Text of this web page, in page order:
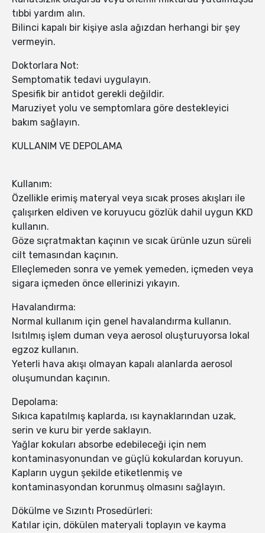
tıbbi yardım alın.
Bilinci kapalı bir kişiye asla ağızdan herhangi bir şey
vermeyin.
Doktorlara Not:
Semptomatik tedavi uygulayın.
Spesifik bir antidot gerekli değildir.
Maruziyet yolu ve semptomlara göre destekleyici
bakım sağlayın.
KULLANIM VE DEPOLAMA
Kullanım:
Özellikle erimiş materyal veya sıcak proses akışları ile
çalışırken eldiven ve koruyucu gözlük dahil uygun KKD
kullanın.
Göze sıçratmaktan kaçının ve sıcak ürünle uzun süreli
cilt temasından kaçının.
Elleçlemeden sonra ve yemek yemeden, içmeden veya
sigara içmeden önce ellerinizi yıkayın.
Havalandırma:
Normal kullanım için genel havalandırma kullanın.
Isıtılmış işlem duman veya aerosol oluşturuyorsa lokal
egzoz kullanın.
Yeterli hava akışı olmayan kapalı alanlarda aerosol
oluşumundan kaçının.
Depolama:
Sıkıca kapatılmış kaplarda, ısı kaynaklarından uzak,
serin ve kuru bir yerde saklayın.
Yağlar kokuları absorbe edebileceği için nem
kontaminasyonundan ve güçlü kokulardan koruyun.
Kapların uygun şekilde etiketlenmiş ve
kontaminasyondan korunmuş olmasını sağlayın.
Dökülme ve Sızıntı Prosedürleri:
Katılar için, dökülen materyali toplayın ve kayma